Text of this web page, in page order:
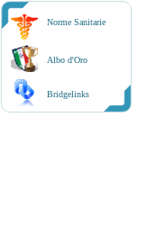
Norme Sanitarie
Albo d'Oro
Bridgelinks